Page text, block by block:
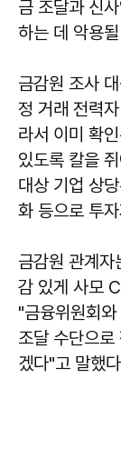
금 조달과 신
하는 데 악용
금감원 조사
정 거래 전력
라서 이미 확
있도록 칼을
대상 기업 상
화 등으로 투
금감원 관계
감 있게 사모
"금융위원회
조달 수단으
겠다"고 말했